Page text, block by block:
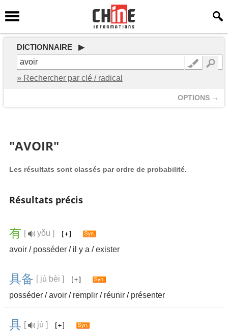
DICTIONNAIRE ▶
» Rechercher par clé / radical
OPTIONS →
"AVOIR"
Les résultats sont classés par ordre de probabilité.
Résultats précis
有 [
yǒu ]
avoir / posséder / il y a /exister
具备 [ jù bèi ]
posséder /avoir / remplir / réunir / présenter
具 [
jù ]